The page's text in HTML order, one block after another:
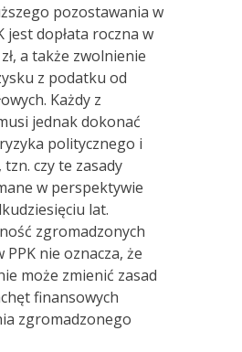
pozostawania w
jest dopłata roczna w
a także zwolnienie
z podatku od
Każdy z
jednak dokonać
politycznego i
czy te zasady
w perspektywie
lat.
zgromadzonych
PPK nie oznacza, że
może zmienić zasad
finansowych
zgromadzonego